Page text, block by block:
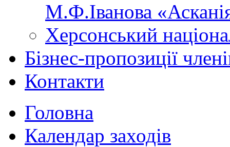
М.Ф.Іванова
Херсонський
Бізнес-пропозиції
Контакти
Головна
Календар заходів